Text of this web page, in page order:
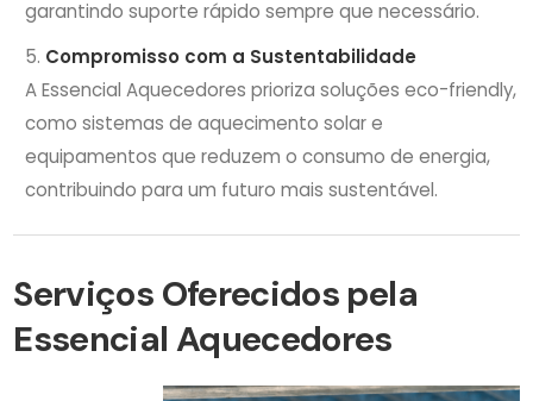
garantindo suporte rápido sempre que necessário.
Compromisso com a Sustentabilidade
A Essencial Aquecedores prioriza soluções eco-friendly,
como sistemas de aquecimento solar e
equipamentos que reduzem o consumo de energia,
contribuindo para um futuro mais sustentável.
Serviços Oferecidos pela
Essencial Aquecedores